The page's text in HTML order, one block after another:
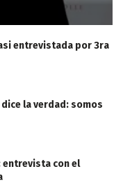
entrevistada por 3ra
la verdad: somos
entrevista con el